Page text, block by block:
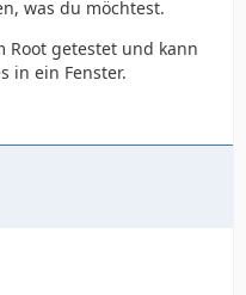
was du möchtest.
Root getestet und kann
in ein Fenster.